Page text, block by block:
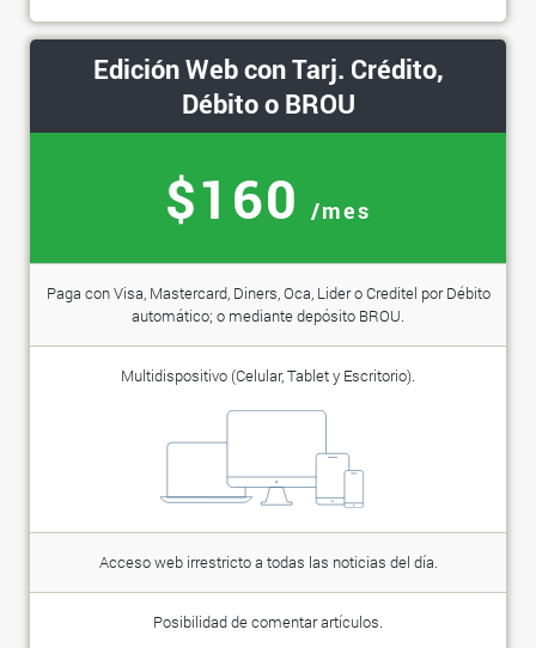
Edición Web con Tarj. Crédito,
Débito o BROU
$160 /mes
Paga con Visa, Mastercard, Diners, Oca, Lider o Creditel por Débito
automático; o mediante depósito BROU.
Multidispositivo (Celular, Tablet y Escritorio).
Acceso web irrestricto a todas las noticias del día.
Posibilidad de comentar artículos.